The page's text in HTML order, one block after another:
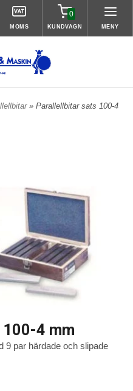
MOMS
0
KUNDVAGN MENY
» Parallellbitar sats 100-4
4 mm
9 par härdade och slipade